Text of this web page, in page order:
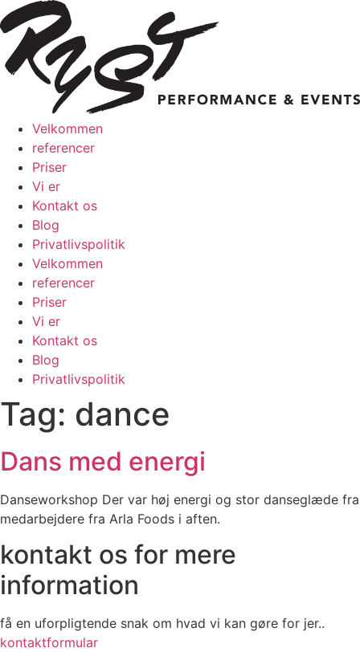
Videre
til
indhold
Velkommen
referencer
Priser
Vi er
Kontakt os
Blog
Privatlivspolitik
Velkommen
referencer
Priser
Vi er
Kontakt os
Blog
Privatlivspolitik
Tag: dance
Dans med energi
Danseworkshop Der var høj energi og stor danseglæde fra
medarbejdere fra Arla Foods i aften.
kontakt os for mere
information
få en uforpligtende snak om hvad vi kan gøre for jer..
kontaktformular